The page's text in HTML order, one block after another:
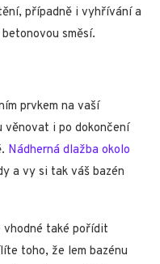
případně i vyhřívání a
směsí.
prvkem na vaší
věnovat i po dokončení
Nádherná dlažba okolo
a vy si tak váš bazén
vhodné také pořídit
toho, že lem bazénu